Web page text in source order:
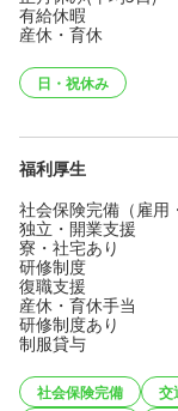
有給休暇
産休・育休
日・祝休み
福利厚生
社会保険完備（雇用
独立・開業支援
寮・社宅あり
研修制度
復職支援
産休・育休手当
研修制度あり
制服貸与
社会保険完備 交